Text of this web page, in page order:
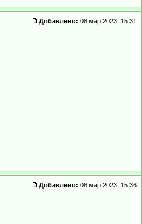
Добавлено: 08 мар 2023, 15:31
Добавлено: 08 мар 2023, 15:36